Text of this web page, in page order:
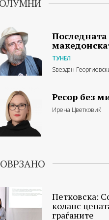
ТУНЕЛ
Ѕвездан
Ресор без
Ирена Цветковиќ
Петковска:
колапс
граѓаните